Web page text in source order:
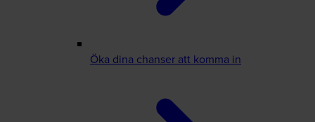
Öka dina chanser att komma in